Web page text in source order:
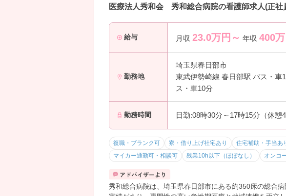
・院内保育は「24時間・365日対応」
・子育て経験のあるスタッフも多く相談しやすい雰囲気
→ 長く働きたい方にぴったりの環境です
―――――――――――――――
多様な症例に関われるスキルアップ環境
・350床規模で急性期～慢性期まで対応
→ 専門性と総合力、どちらも伸ばせます
―――――――――――――――
■ 業務分担で負担を軽減
―――――――――――――――
看護に集中しやすい環境を大切にしています
・多職種との役割分担が明確で業務過多を防止
・指紋認証の勤怠管理でサービス残業が発生しにくい仕組
医療法人秀和会 秀和総合病院の看護師求人(正社
給与 月収 23.0万円～ 年収 400
勤務地
埼玉県春日部市
東武伊勢崎線 春日部駅 バス・車
ス・車10分
勤務時間 日勤:08時30分～17時15分（休憩
復職・ブランク可 寮・借り上げ社宅あり 住宅補助・手当あ
マイカー通勤可・相談可
残業10h以下（ほぼなし） オンコ
秀和総合病院は、埼玉県春日部市にある約350床の総合